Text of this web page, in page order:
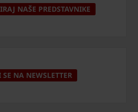
NAŠE PREDSTAVNIKE
SE NA NEWSLETTER